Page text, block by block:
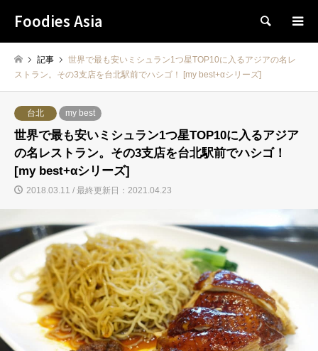
Foodies Asia 検索
記事
世界で最も安いミシュラン1つ星TOP10に入るアジアの名レ
ストラン。その3支店を台北駅前でハシゴ！ [my best+αシリーズ]
台北 my best
世界で最も安いミシュラン1つ星TOP10に入るアジア
の名レストラン。その3支店を台北駅前でハシゴ！
[my best+αシリーズ]
2018.03.11 / 最終更新日：2021.04.23